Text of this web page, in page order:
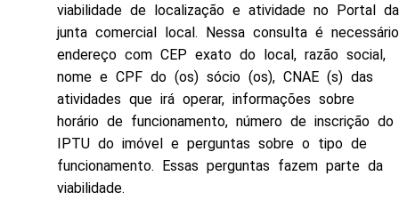
viabilidade de localização e atividade no Portal da
junta comercial local. Nessa consulta é necessário
endereço com CEP exato do local, razão social,
nome e CPF do (os) sócio (os), CNAE (s) das
atividades que irá operar, informações sobre
horário de funcionamento, número de inscrição do
IPTU do imóvel e perguntas sobre o tipo de
funcionamento. Essas perguntas fazem parte da
viabilidade.